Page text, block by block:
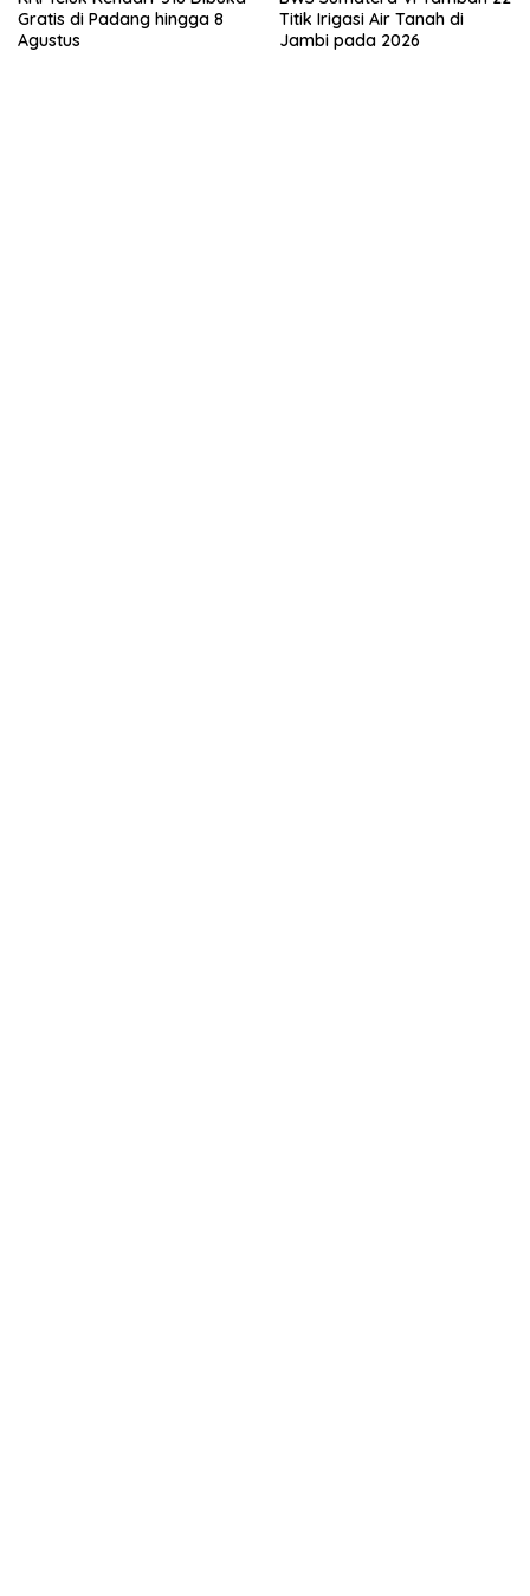
Gratis di Padang hingga 8
Agustus
Titik Irigasi Air Tanah di
Jambi pada 2026